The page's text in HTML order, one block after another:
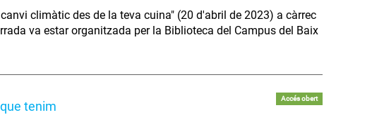
climàtic des de la teva cuina" (20 d'abril de 2023) a càrrec
va estar organitzada per la Biblioteca del Campus del Baix
tenim
Accés obert